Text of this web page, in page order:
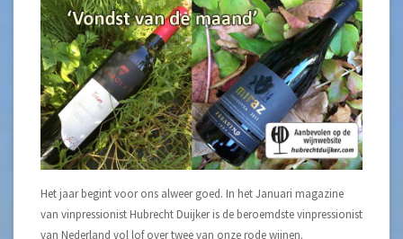
Het jaar begint voor ons alweer goed. In het Januari magazine
van vinpressionist Hubrecht Duijker is de beroemdste vinpressionist
van Nederland vol lof over twee van onze rode wijnen.